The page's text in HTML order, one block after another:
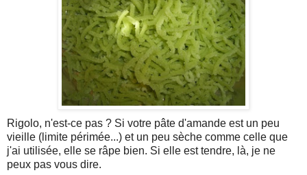
Rigolo, n'est-ce pas ? Si votre pâte d'amande est un peu
vieille (limite périmée...) et un peu sèche comme celle que
j'ai utilisée, elle se râpe bien. Si elle est tendre, là, je ne
peux pas vous dire.